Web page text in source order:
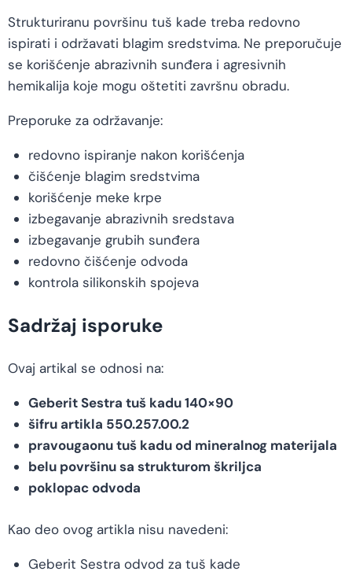
Strukturiranu površinu tuš kade treba redovno
ispirati i održavati blagim sredstvima. Ne preporučuje
se korišćenje abrazivnih sunđera i agresivnih
hemikalija koje mogu oštetiti završnu obradu.
Preporuke za održavanje:
redovno ispiranje nakon korišćenja
čišćenje blagim sredstvima
korišćenje meke krpe
izbegavanje abrazivnih sredstava
izbegavanje grubih sunđera
redovno čišćenje odvoda
kontrola silikonskih spojeva
Sadržaj isporuke
Ovaj artikal se odnosi na:
Geberit Sestra tuš kadu 140×90
šifru artikla 550.257.00.2
pravougaonu tuš kadu od mineralnog materijala
belu površinu sa strukturom škriljca
poklopac odvoda
Kao deo ovog artikla nisu navedeni:
Geberit Sestra odvod za tuš kade